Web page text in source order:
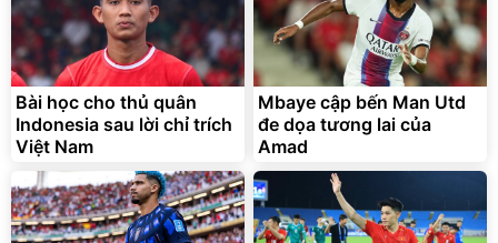
Bài học cho thủ quân
Indonesia sau lời chỉ trích
Việt Nam
Mbaye cập bến Man Utd
đe dọa tương lai của
Amad